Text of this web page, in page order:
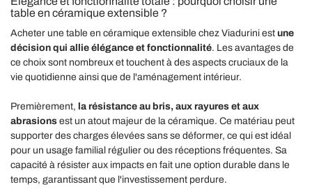
table en céramique extensible ?
Acheter une table en céramique extensible chez Viadurini est une
décision qui allie élégance et fonctionnalité. Les avantages de
ce choix sont nombreux et touchent à des aspects cruciaux de la
vie quotidienne ainsi que de l'aménagement intérieur.
Premièrement, la résistance au bris, aux rayures et aux
abrasions est un atout majeur de la céramique. Ce matériau peut
supporter des charges élevées sans se déformer, ce qui est idéal
pour un usage familial régulier ou des réceptions fréquentes. Sa
capacité à résister aux impacts en fait une option durable dans le
temps, garantissant que l'investissement perdure.